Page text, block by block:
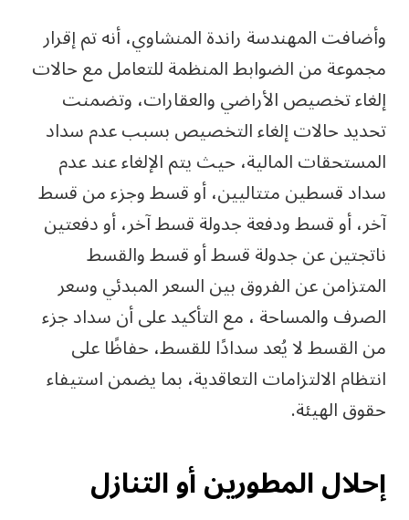
وأضافت المهندسة راندة المنشاوي، أنه تم إقرار
مجموعة من الضوابط المنظمة للتعامل مع حالات
إلغاء تخصيص الأراضي والعقارات، وتضمنت
تحديد حالات إلغاء التخصيص بسبب عدم سداد
المستحقات المالية، حيث يتم الإلغاء عند عدم
سداد قسطين متتاليين، أو قسط وجزء من قسط
آخر، أو قسط ودفعة جدولة قسط آخر، أو دفعتين
ناتجتين عن جدولة قسط أو قسط والقسط
المتزامن عن الفروق بين السعر المبدئي وسعر
الصرف والمساحة ، مع التأكيد على أن سداد جزء
من القسط لا يُعد سدادًا للقسط، حفاظًا على
انتظام الالتزامات التعاقدية، بما يضمن استيفاء
حقوق الهيئة.
إحلال المطورين أو التنازل